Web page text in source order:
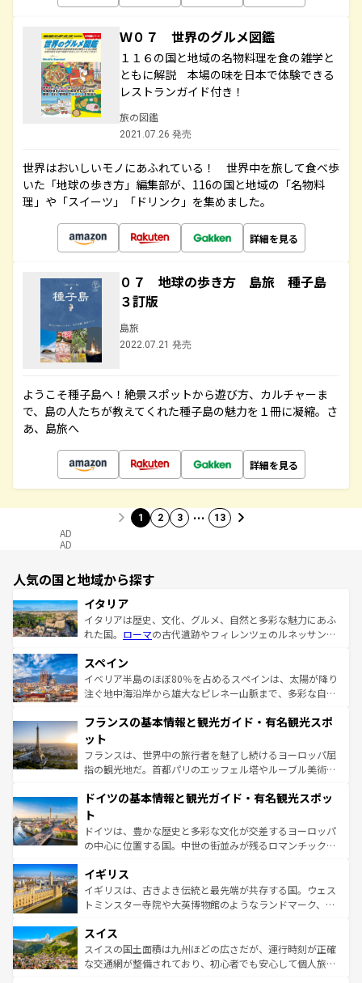
Ｗ０７ 世界のグルメ図鑑
１１６の国と地域の名物料理を食の雑学と
ともに解説 本場の味を日本で体験できる
レストランガイド付き！
旅の図鑑
2021.07.26 発売
世界はおいしいモノにあふれている！ 世界中を旅して食べ歩
いた「地球の歩き方」編集部が、116の国と地域の「名物料
理」や「スイーツ」「ドリンク」を集めました。
詳細を見る
０７ 地球の歩き方 島旅 種子島
３訂版
島旅
2022.07.21 発売
ようこそ種子島へ！絶景スポットから遊び方、カルチャーま
で、島の人たちが教えてくれた種子島の魅力を１冊に凝縮。さ
あ、島旅へ
詳細を見る
1 2 3 … 13
AD
AD
人気の国と地域から探す
イタリア
イタリアは歴史、文化、グルメ、自然と多彩な魅力にあふ
れた国。 ローマの古代遺跡やフィレンツェのルネッサンス
ろん、トスカーナの美しい田園風景やアマルフィ海岸の絶
景など、自然景観も見逃せない。観光の合間には、本場の
ピザやパスタなど、絶品のイタリア料理を堪能することも
ませてくれるイタリアで、忘れられない旅をしてみよう！
なお、新着のイタリア情報は
しい。
スペイン
イベリア半島のほぼ80％を占めるスペインは、太陽が降り
注ぐ地中海沿岸から雄大なピレネー山脈まで、多彩な自然
文化が根付くこの国では、情熱的なフラメンコ、熱気あふ
れる闘牛、そして美味しいタパスが生活の一部となってい
る。首都マドリードの洗練された雰囲気や、バルセロナの
アートに溢れた街角から、地方では古代ローマ遺跡や中世
せる。地方によって風土や気候が異なるスペインはその個
ンテンツ一覧 を参照してほしい。
フランスの基本情報と観光ガイド・有名観光スポ
ット
フランスは、世界中の旅行者を魅了し続けるヨーロッパ屈
指の観光地だ。首都パリのエッフェル塔やルーブル美術館
で、幅広い魅力が詰まっている。華麗な宮殿、歴史的な大
聖堂、美しいビーチ、そして豊かな自然が、訪れる者を心
から魅了する。また、フランスは美食の国としても知ら
れ、フランス料理はユネスコ無形文化遺産にも登録されて
香り高いラベンダー畑など、多彩な楽しみ方が可能だ。さ
らに、パリ以外の地域にも魅力が溢れており、どの街角に
も豊かな歴史と文化が息づいている。パリ以外の個性あふ
を参照してほしい。
ドイツの基本情報と観光ガイド・有名観光スポッ
ト
ドイツは、豊かな歴史と多彩な文化が交差するヨーロッパ
の中心に位置する国。中世の街並みが残るロマンチック街
顔を持つこの国は、どこを歩いても飽きることがない。ベ
ルリンの文化的活気、バイエルン州のアルプスの絶景、そ
してライン川沿いのワイン畑といった風景は必見。ビール
は、お酒好きな人にはぜひ体験してほしい。 なお、新着の
ドイツ情報はコンテンツ一覧を参照してほしい。
イギリス
イギリスは、古きよき伝統と最先端が共存する国。ウェス
トミンスター寺院や大英博物館のようなランドマーク、歴
リアごとに異なる魅力がある。また、優雅なアフタヌーン
ティー、ビール好きにはたまらない英国パブ、サッカー観
戦など、本場だからこそできる体験も豊富。イギリスを旅
スイス
スイスの国土面積は九州ほどの広さだが、運行時刻が正確
な交通網が整備されており、初心者でも安心して個人旅行